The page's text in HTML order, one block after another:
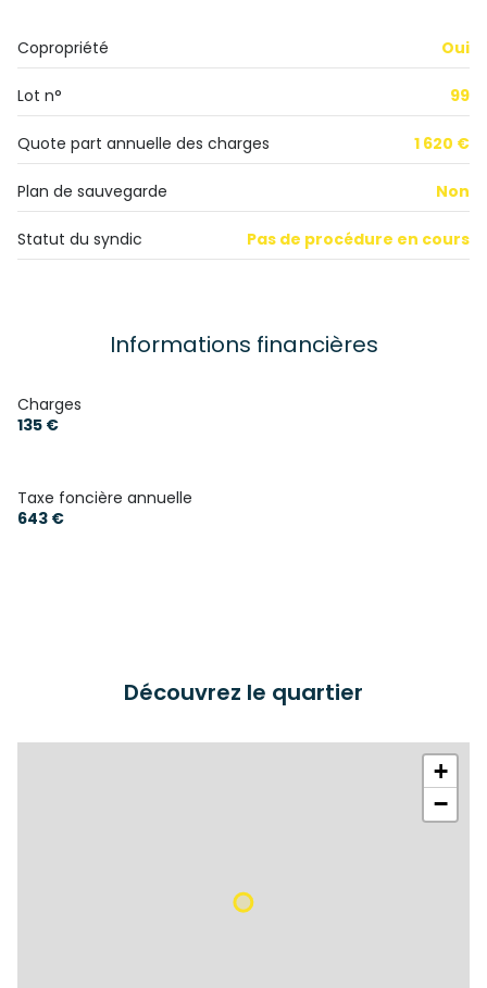
10ème étage
ascenseur
vue dégagée
interphone
Copropriété Oui
Lot n° 99
Quote part annuelle des charges 1 620 €
Plan de sauvegarde Non
Statut du syndic Pas de procédure en cours
Informations financières
Charges
135 €
Taxe foncière annuelle
643 €
Découvrez le quartier
+
−